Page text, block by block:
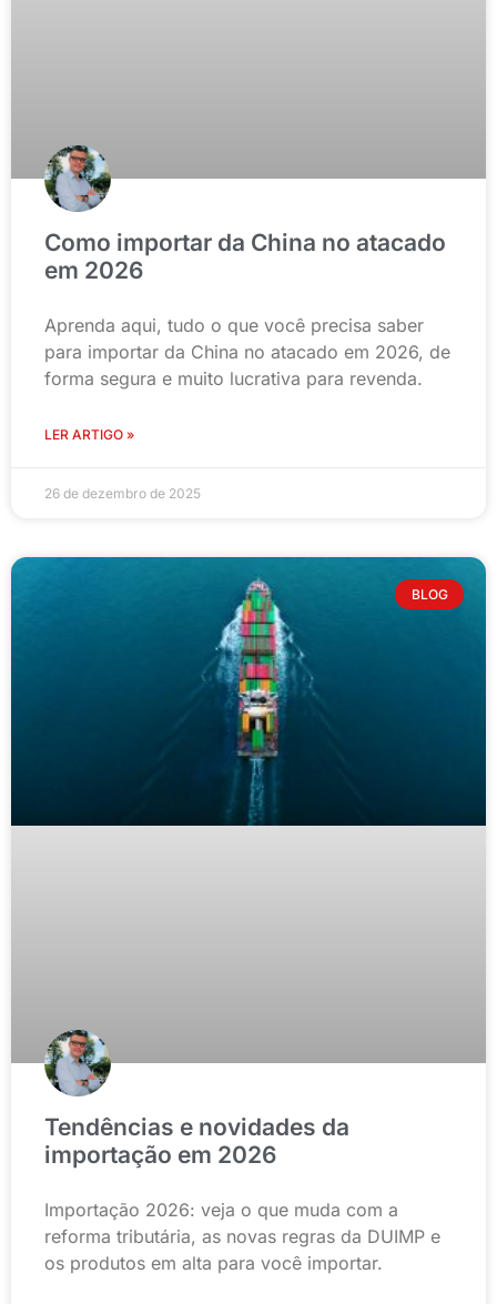
Como importar da China no atacado
em 2026
Aprenda aqui, tudo o que você precisa saber
para importar da China no atacado em 2026, de
forma segura e muito lucrativa para revenda.
LER ARTIGO »
26 de dezembro de 2025
BLOG
Tendências e novidades da
importação em 2026
Importação 2026: veja o que muda com a
reforma tributária, as novas regras da DUIMP e
os produtos em alta para você importar.